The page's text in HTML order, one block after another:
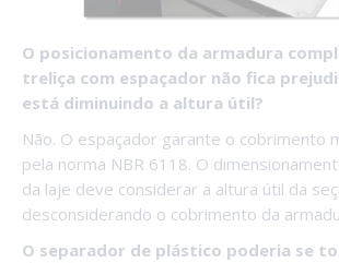
O posicionamento da armadura
treliça com espaçador não fica
está diminuindo a altura útil?
Não. O espaçador garante o cobrimento
pela norma NBR 6118. O
da laje deve considerar a altura útil da
desconsiderando o cobrimento da
O separador de plástico poderia se